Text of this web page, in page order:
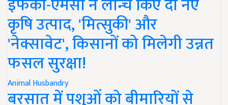
इफको-एमसी ने लॉन्च किए दो नए
कृषि उत्पाद, 'मित्सुकी' और
'नेक्सावेट', किसानों को मिलेगी उन्नत
फसल सुरक्षा!
Animal Husbandry
बरसात में पशुओं को बीमारियों से